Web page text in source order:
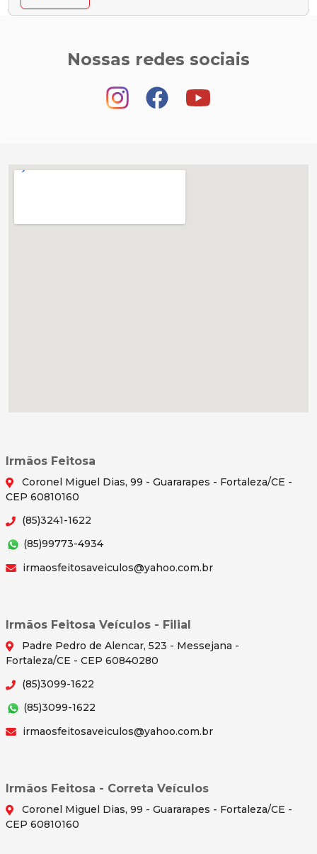
Nossas redes sociais
Irmãos Feitosa
Coronel Miguel Dias, 99 - Guararapes - Fortaleza/CE -
CEP 60810160
(85)3241-1622
(85)99773-4934
irmaosfeitosaveiculos@yahoo.com.br
Irmãos Feitosa Veículos - Filial
Padre Pedro de Alencar, 523 - Messejana -
Fortaleza/CE - CEP 60840280
(85)3099-1622
(85)3099-1622
irmaosfeitosaveiculos@yahoo.com.br
Irmãos Feitosa - Correta Veículos
Coronel Miguel Dias, 99 - Guararapes - Fortaleza/CE -
CEP 60810160